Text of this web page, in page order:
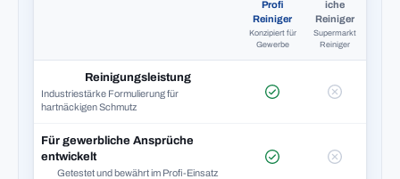
Profi
Reiniger
Konzipiert für
Gewerbe
iche
Reiniger
Supermarkt
Reiniger
Reinigungsleistung
Industriestärke Formulierung für
hartnäckigen Schmutz
Für gewerbliche Ansprüche
entwickelt
Getestet und bewährt im Profi-Einsatz